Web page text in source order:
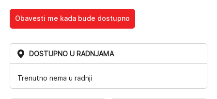
Obavesti me kada bude dostupno
DOSTUPNO U RADNJAMA
Trenutno nema u radnji